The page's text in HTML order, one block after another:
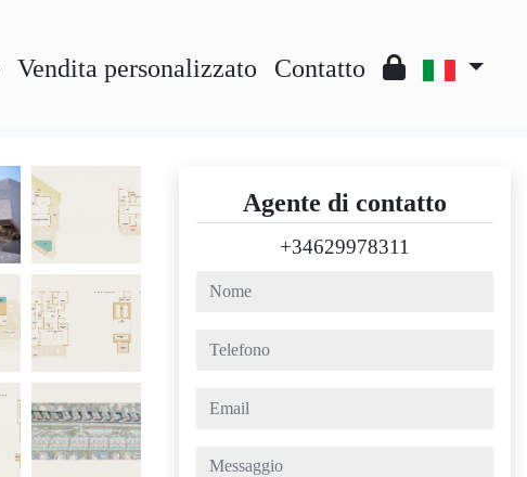
Vendita personalizzato Contatto
Agente di contatto
+34629978311
nome
telefono
email
messaggio